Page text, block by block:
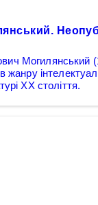
Могилянський
жанру
XX століття.